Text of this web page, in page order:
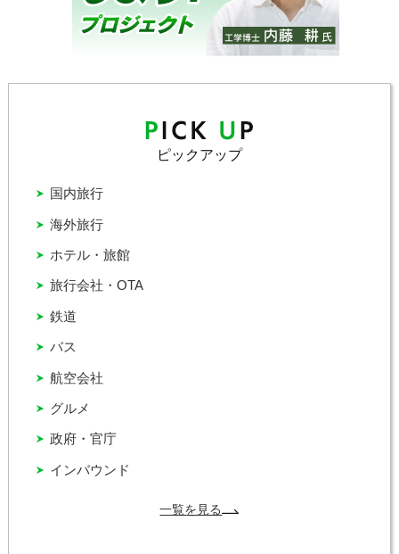
ピックアップ
インバウンド
グルメ
バス
ホテル・旅館
国内旅行
政府・官庁
旅行会社・OTA
海外旅行
航空会社
鉄道
一覧を見る